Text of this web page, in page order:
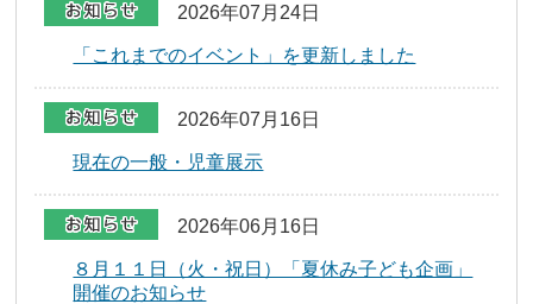
2026年07月24日
「これまでのイベント」を更新しました
2026年07月16日
現在の一般・児童展示
2026年06月16日
８月１１日（火・祝日）「夏休み子ども企画」
開催のお知らせ